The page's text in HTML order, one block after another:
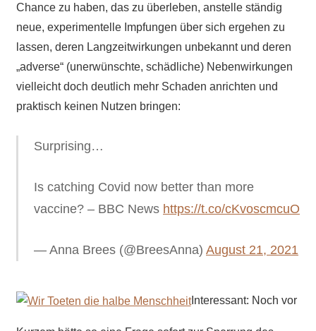
Chance zu haben, das zu überleben, anstelle ständig
neue, experimentelle Impfungen über sich ergehen zu
lassen, deren Langzeitwirkungen unbekannt und deren
„adverse“ (unerwünschte, schädliche) Nebenwirkungen
vielleicht doch deutlich mehr Schaden anrichten und
praktisch keinen Nutzen bringen:
Surprising…
Is catching Covid now better than more
vaccine? – BBC News https://t.co/cKvoscmcuO
— Anna Brees (@BreesAnna) August 21, 2021
Interessant: Noch vor